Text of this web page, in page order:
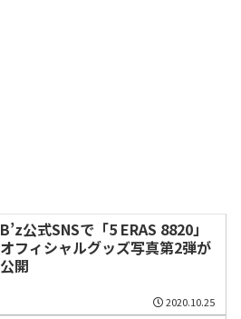
B’z公式SNSで「5 ERAS 8820」
オフィシャルグッズ写真第2弾が
公開
2020.10.25